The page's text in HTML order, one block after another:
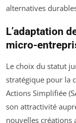
alternatives
L’adaptation
micro-
Le choix du statut
stratégique pour la
Actions Simplifiée
son attractivité
nouvelles créations